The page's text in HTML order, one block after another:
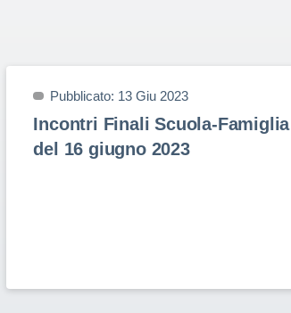
Pubblicato: 13 Giu 2023
Incontri Finali Scuola-Famiglia
del 16 giugno 2023